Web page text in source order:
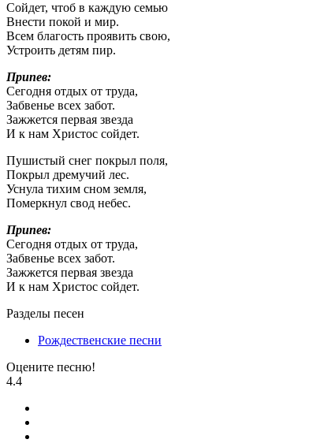
Сойдет, чтоб в каждую семью
Внести покой и мир.
Всем благость проявить свою,
Устроить детям пир.
Припев:
Сегодня отдых от труда,
Забвенье всех забот.
Зажжется первая звезда
И к нам Христос сойдет.
Пушистый снег покрыл поля,
Покрыл дремучий лес.
Уснула тихим сном земля,
Померкнул свод небес.
Припев:
Сегодня отдых от труда,
Забвенье всех забот.
Зажжется первая звезда
И к нам Христос сойдет.
Разделы песен
Рождественские песни
Оцените песню!
4.4